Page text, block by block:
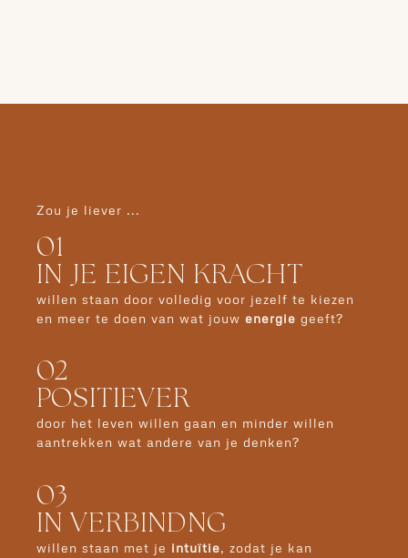
Zou je liever ...
01
IN JE EIGEN KRACHT
willen staan door volledig voor jezelf te kiezen
en meer te doen van wat jouw energie geeft?
02
POSITIEVER
door het leven willen gaan en minder willen
aantrekken wat andere van je denken?
03
IN VERBINDNG
willen staan met je intuïtie, zodat je kan